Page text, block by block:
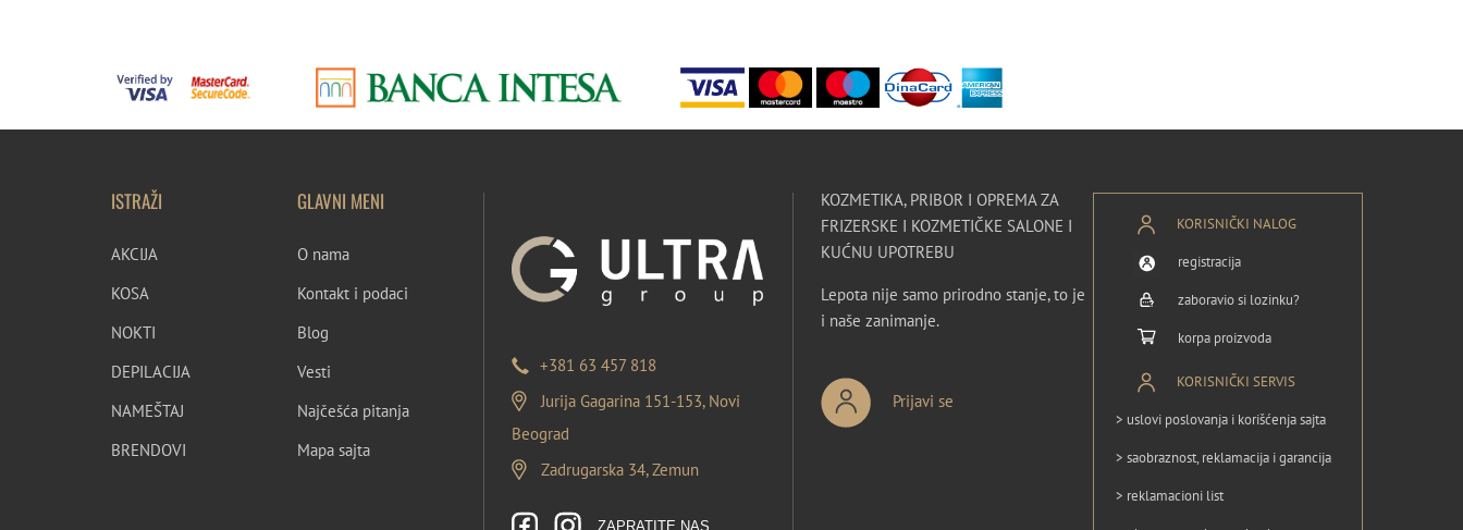
ISTRAŽI
AKCIJA
KOSA
NOKTI
DEPILACIJA
NAMEŠTAJ
BRENDOVI
GLAVNI MENI
O nama
Kontakt i podaci
Blog
Vesti
Najčešća pitanja
Mapa sajta
+381 63 457 818
Jurija Gagarina 151-153, Novi
Beograd
Zadrugarska 34, Zemun
ZAPRATITE NAS
KOZMETIKA, PRIBOR I OPREMA ZA
FRIZERSKE I KOZMETIČKE SALONE I
KUĆNU UPOTREBU
Lepota nije samo prirodno stanje, to je
i naše zanimanje.
Prijavi se
KORISNIČKI NALOG
registracija
zaboravio si lozinku?
korpa proizvoda
KORISNIČKI SERVIS
> uslovi poslovanja i korišćenja sajta
> saobraznost, reklamacija i garancija
> reklamacioni list